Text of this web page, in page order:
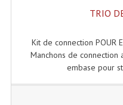
TRIO
Kit de connection POUR
Manchons de
embase pour